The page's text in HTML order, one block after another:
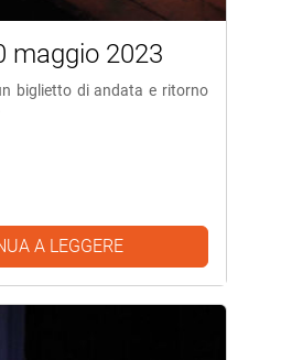
maggio 2023
biglietto di andata e ritorno
A LEGGERE